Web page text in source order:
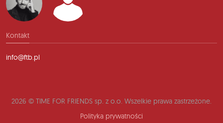
Kontakt
info@ftb.pl
2026 © TIME FOR FRIENDS sp. z o.o. Wszelkie prawa zastrzeżone.
Polityka prywatności